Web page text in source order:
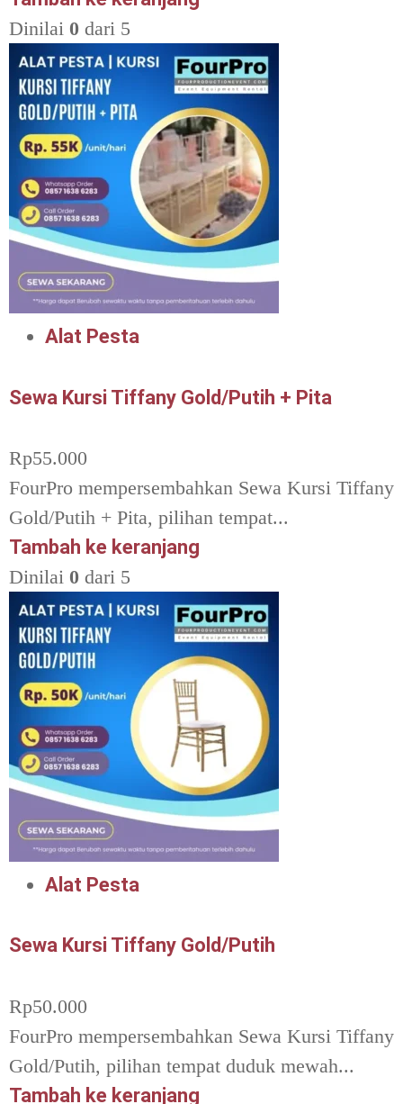
Dinilai 0 dari 5
Alat Pesta
Sewa Kursi Tiffany Gold/Putih + Pita
Rp55.000
FourPro mempersembahkan Sewa Kursi Tiffany
Gold/Putih + Pita, pilihan tempat...
Tambah ke keranjang
Dinilai 0 dari 5
Alat Pesta
Sewa Kursi Tiffany Gold/Putih
Rp50.000
FourPro mempersembahkan Sewa Kursi Tiffany
Gold/Putih, pilihan tempat duduk mewah...
Tambah ke keranjang